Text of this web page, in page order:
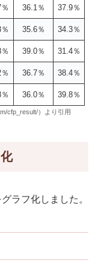
36.1％ 37.9％
35.6％ 34.3％
39.0％ 31.4％
36.7％ 38.4％
36.0％ 39.8％
cfp_result/）より引用
ラフ化しました。